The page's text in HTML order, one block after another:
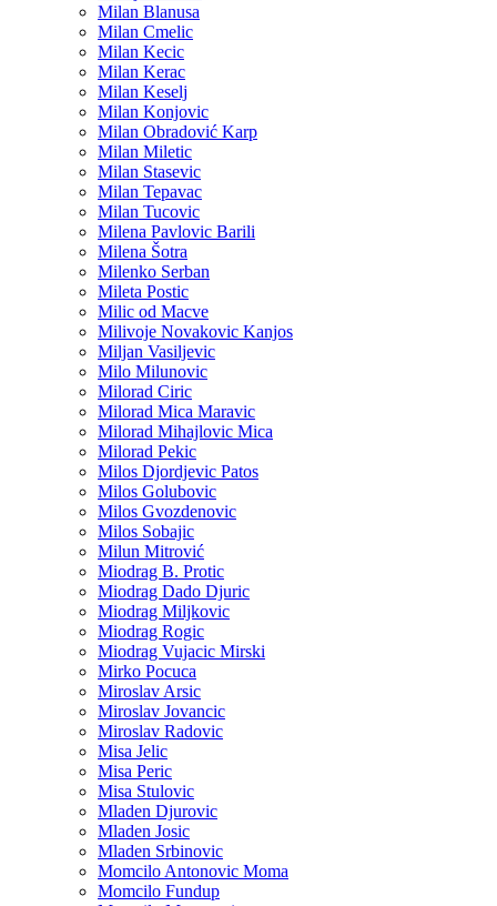
Milan Blanusa
Milan Cmelic
Milan Kecic
Milan Kerac
Milan Keselj
Milan Konjovic
Milan Obradović Karp
Milan Miletic
Milan Stasevic
Milan Tepavac
Milan Tucovic
Milena Pavlovic Barili
Milena Šotra
Milenko Serban
Mileta Postic
Milic od Macve
Milivoje Novakovic Kanjos
Miljan Vasiljevic
Milo Milunovic
Milorad Ciric
Milorad Mica Maravic
Milorad Mihajlovic Mica
Milorad Pekic
Milos Djordjevic Patos
Milos Golubovic
Milos Gvozdenovic
Milos Sobajic
Milun Mitrović
Miodrag B. Protic
Miodrag Dado Djuric
Miodrag Miljkovic
Miodrag Rogic
Miodrag Vujacic Mirski
Mirko Pocuca
Miroslav Arsic
Miroslav Jovancic
Miroslav Radovic
Misa Jelic
Misa Peric
Misa Stulovic
Mladen Djurovic
Mladen Josic
Mladen Srbinovic
Momcilo Antonovic Moma
Momcilo Fundup